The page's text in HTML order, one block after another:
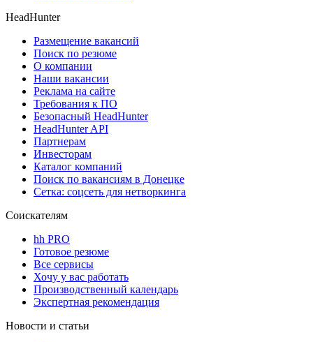
HeadHunter
Размещение вакансий
Поиск по резюме
О компании
Наши вакансии
Реклама на сайте
Требования к ПО
Безопасный HeadHunter
HeadHunter API
Партнерам
Инвесторам
Каталог компаний
Поиск по вакансиям в Донецке
Сетка: соцсеть для нетворкинга
Соискателям
hh PRO
Готовое резюме
Все сервисы
Хочу у вас работать
Производственный календарь
Экспертная рекомендация
Новости и статьи